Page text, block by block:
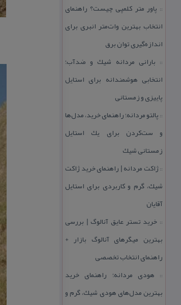
:: پاور متر كلمپی چیست؟ راهنمای
انتخاب بهترین وات‌متر انبری برای
اندازه‌گیری توان برق
:: بارانی مردانه شیك و ضدآب؛
انتخابی هوشمندانه برای استایل
پاییزی و زمستانی
:: پالتو مردانه؛ راهنمای خرید، مدل‌ها
و ست‌كردن برای یك استایل
زمستانی شیك
::ژاكت مردانه | راهنمای خرید ژاكت
شیك، گرم و كاربردی برای استایل
آقایان
:: خرید تستر عایق آنالوگ | بررسی
بهترین میگرهای آنالوگ بازار +
راهنمای انتخاب تخصصی
:: هودی مردانه؛ راهنمای خرید
بهترین مدل‌های هودی شیك، گرم و